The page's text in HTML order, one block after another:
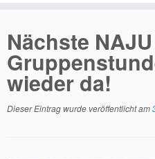
Inhalt
springen
Nächste NAJU
wieder da!
Dieser Eintrag wurde veröffentlicht am